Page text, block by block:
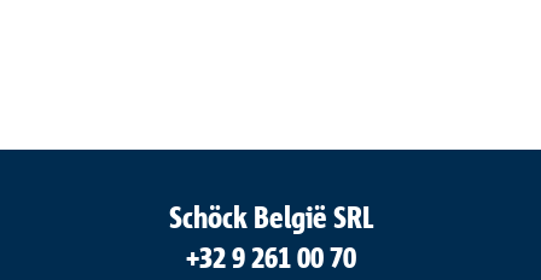
Schöck België SRL
+32 9 261 00 70